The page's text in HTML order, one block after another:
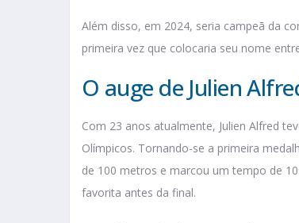
Além disso, em 2024, seria campeã da
primeira vez que colocaria seu nome
O auge de Julien
Com 23 anos atualmente, Julien Alfred
Olímpicos. Tornando-se a primeira
de 100 metros e marcou um tempo de
favorita antes da final.